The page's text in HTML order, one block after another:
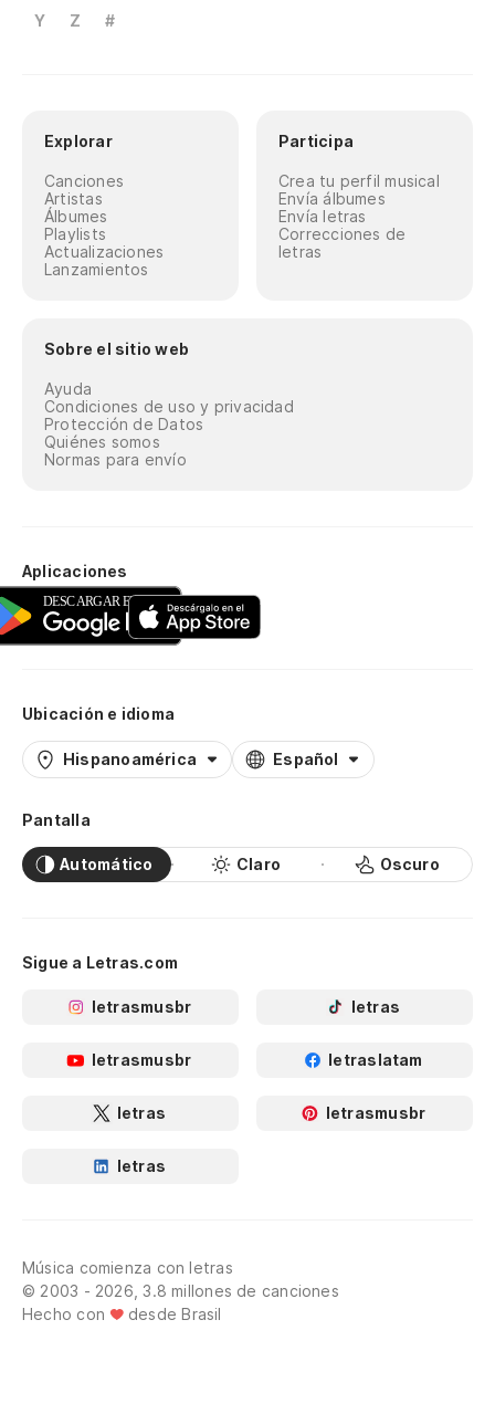
Y
Z #
Explorar
Canciones
Artistas
Álbumes
Playlists
Actualizaciones
Lanzamientos
Participa
Crea tu perfil musical
Envía álbumes
Envía letras
Correcciones de
letras
Sobre el sitio web
Ayuda
Condiciones de uso y privacidad
Protección de Datos
Quiénes somos
Normas para envío
Aplicaciones
Ubicación e idioma
Hispanoamérica Español
Pantalla
Automático Claro Oscuro
Sigue a Letras.com
letrasmusbr letras
letrasmusbr letraslatam
letras letrasmusbr
letras
Música comienza con letras
© 2003 - 2026, 3.8 millones de canciones
Hecho con
desde Brasil